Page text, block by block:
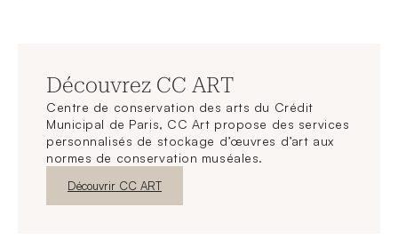
Découvrez CC ART
Centre de conservation des arts du Crédit
Municipal de Paris, CC Art propose des services
personnalisés de stockage d’œuvres d’art aux
normes de conservation muséales.
Nouvelle fenêtre
Découvrir CC ART